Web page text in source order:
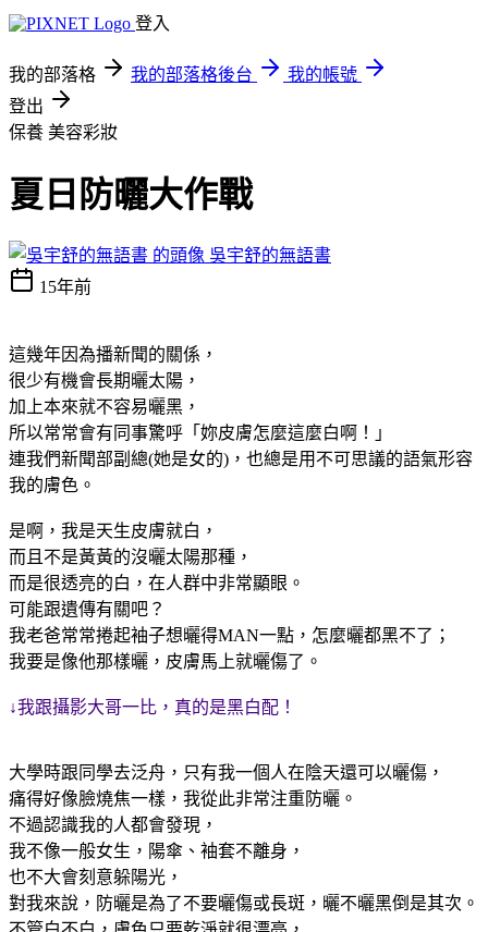
登入
我的部落格 我的部落格後台
我的帳號
登出
保養 美容彩妝
夏日防曬大作戰
吳宇舒的無語書
15年前
這幾年因為播新聞的關係，
很少有機會長期曬太陽，
加上本來就不容易曬黑，
所以常常會有同事驚呼「妳皮膚怎麼這麼白啊！」
連我們新聞部副總(她是女的)，也總是用不可思議的語氣形容
我的膚色。
是啊，我是天生皮膚就白，
而且不是黃黃的沒曬太陽那種，
而是很透亮的白， 在人群中非常顯眼。
可能跟遺傳有關吧？
我老爸常常捲起袖子想曬得MAN一點，怎麼曬都黑不了；
我要是像他那樣曬，皮膚馬上就曬傷了。
↓我跟攝影大哥一比，真的是黑白配！
大學時跟同學去泛舟，只有我一個人在陰天還可以曬傷，
痛得好像臉燒焦一樣，我從此非常注重防曬。
不過認識我的人都會發現，
我不像一般女生，陽傘、袖套不離身，
也不大會刻意躲陽光，
對我來說，防曬是為了不要曬傷或長斑，曬不曬黑倒是其次。